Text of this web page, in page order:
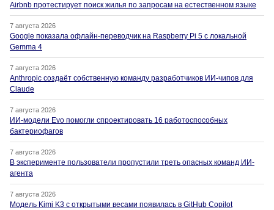
Airbnb протестирует поиск жилья по запросам на естественном языке
7 августа 2026
Google показала офлайн-переводчик на Raspberry Pi 5 с локальной
Gemma 4
7 августа 2026
Anthropic создаёт собственную команду разработчиков ИИ-чипов для
Claude
7 августа 2026
ИИ-модели Evo помогли спроектировать 16 работоспособных
бактериофагов
7 августа 2026
В эксперименте пользователи пропустили треть опасных команд ИИ-
агента
7 августа 2026
Модель Kimi K3 с открытыми весами появилась в GitHub Copilot